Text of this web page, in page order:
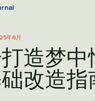
年6月
造梦中
改造指